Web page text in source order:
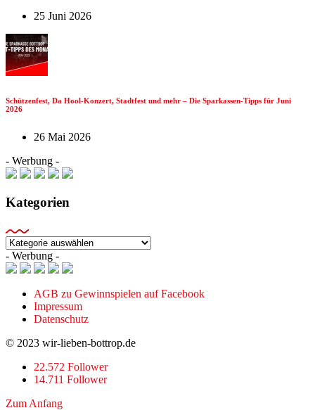
25 Juni 2026
Schützenfest, Da Hool-Konzert, Stadtfest und mehr – Die Sparkassen-Tipps für Juni
2026
26 Mai 2026
- Werbung -
Kategorien
Kategorien
- Werbung -
AGB zu Gewinnspielen auf Facebook
Impressum
Datenschutz
© 2023 wir-lieben-bottrop.de
22.572 Follower
14.711 Follower
Zum Anfang